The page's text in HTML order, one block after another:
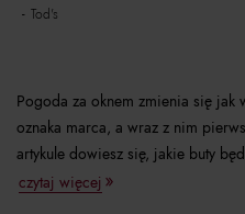
tod's
Pogoda za oknem zmienia się jak
oznaka marca, a wraz z nim
artykule dowiesz się, jakie buty
czytaj więcej